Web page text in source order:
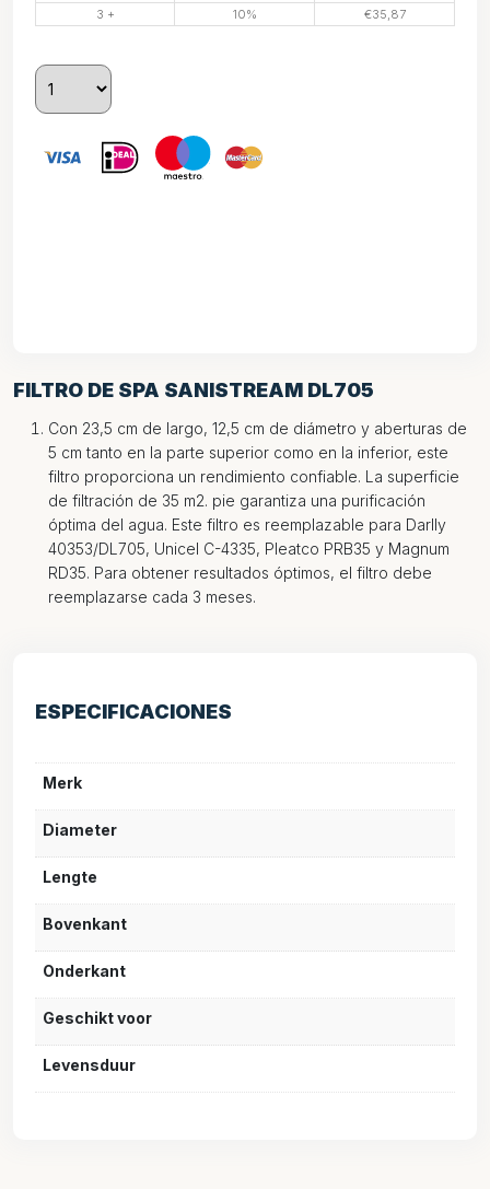
FILTRO DE SPA SANISTREAM DL705
Con 23,5 cm de largo, 12,5 cm de diámetro y aberturas de
5 cm tanto en la parte superior como en la inferior, este
filtro proporciona un rendimiento confiable. La superficie
de filtración de 35 m2. pie garantiza una purificación
óptima del agua. Este filtro es reemplazable para Darlly
40353/DL705, Unicel C-4335, Pleatco PRB35 y Magnum
RD35. Para obtener resultados óptimos, el filtro debe
reemplazarse cada 3 meses.
ESPECIFICACIONES
Merk
Diameter
Lengte
Bovenkant
Onderkant
Geschikt voor
Levensduur
3 +
10% €35,87